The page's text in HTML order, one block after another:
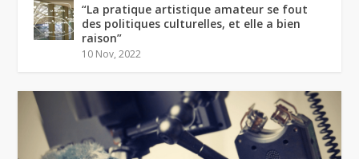
“La pratique artistique amateur se fout
des politiques culturelles, et elle a bien
raison”
10 Nov, 2022